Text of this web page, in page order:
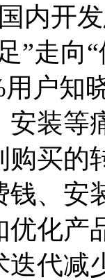
内开
”走向
户知
安装等
购买的
钱、安
优化产
迭代减